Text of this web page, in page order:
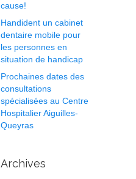
cause!
Handident un cabinet
dentaire mobile pour
les personnes en
situation de handicap
Prochaines dates des
consultations
spécialisées au Centre
Hospitalier Aiguilles-
Queyras
Archives